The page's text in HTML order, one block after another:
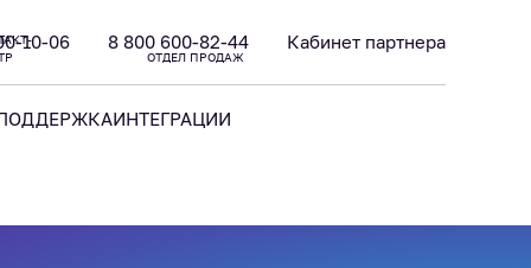
10-06 8 800 600-82-44
ОТДЕЛ ПРОДАЖ
Кабинет партнера
ИНТЕГРАЦИИ